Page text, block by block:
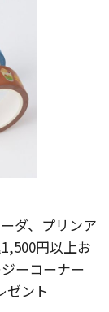
ダ、プリンア
円以上お
ーコーナー
ゼント